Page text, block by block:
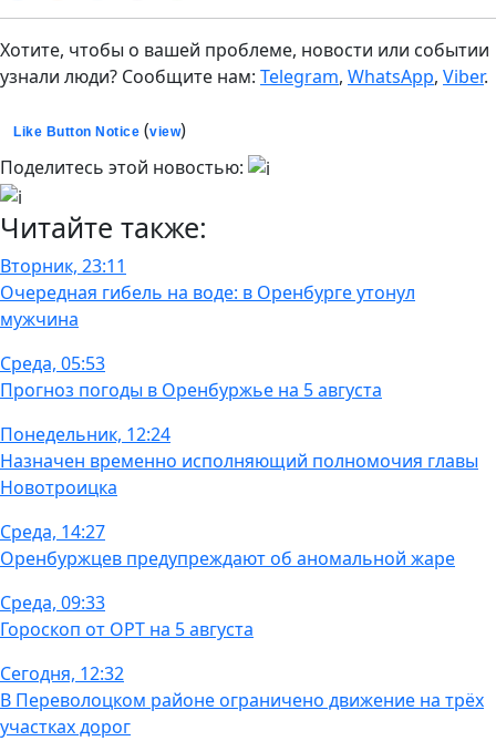
Хотите, чтобы о вашей проблеме, новости или событии
узнали люди? Сообщите нам: Telegram, WhatsApp, Viber.
Like Button Notice (view)
Поделитесь этой новостью:
Читайте также:
Вторник, 23:11
Очередная гибель на воде: в Оренбурге утонул
мужчина
Среда, 05:53
Прогноз погоды в Оренбуржье на 5 августа
Понедельник, 12:24
Назначен временно исполняющий полномочия главы
Новотроицка
Среда, 14:27
Оренбуржцев предупреждают об аномальной жаре
Среда, 09:33
Гороскоп от ОРТ на 5 августа
Сегодня, 12:32
В Переволоцком районе ограничено движение на трёх
участках дорог